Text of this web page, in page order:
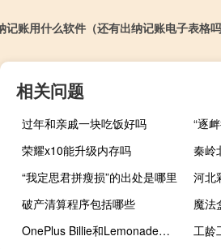
记账用什么软件（还有出纳记账电子表格
相关问题
过年和亲戚一块吃饭好吗
“逐
荣耀x10能升级内存吗
秦岭
“我定思君拼瘦损”的出处是哪里
河北
破产清算程序包括哪些
魔法
OnePlus Billie和Lemonade代号在线发布 可能是下一款廉价手机
工龄